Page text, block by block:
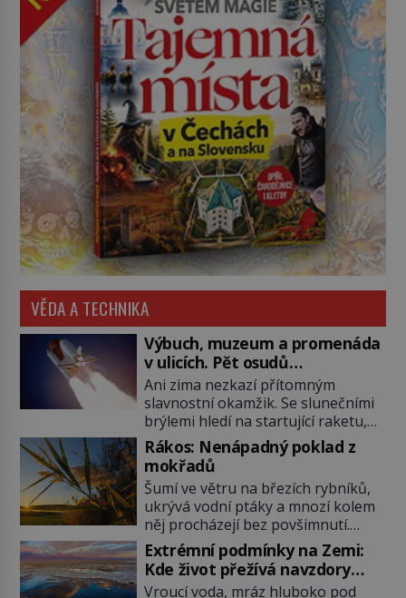
VĚDA A TECHNIKA
Výbuch, muzeum a promenáda
v ulicích. Pět osudů
nejslavnějších raketoplánů
Ani zima nezkazí přítomným
slavnostní okamžik. Se slunečními
brýlemi hledí na startující raketu,
která má do vesmíru vynést kromě
posádky také obyčejnou učitelku.
Po několika sekundách všem
ztuhnou úsměvy, stroj totiž
exploduje. Jejich konstrukce není
z levného kraje, daňové poplatníky
stojí miliardy dolarů. Na druhou
stranu zvládnou jen představitelné
věci. Na malé kousky Název:
Rákos: Nenápadný poklad z
mokřadů
Šumí ve větru na březích rybníků,
ukrývá vodní ptáky a mnozí kolem
něj procházejí bez povšimnutí.
Přesto právě rákos pomáhal stavět
domy, vyrábět lodě, zapisovat první
texty a inspiroval řadu pověstí.
Extrémní podmínky na Zemi:
Kde život přežívá navzdory
všemu
Vroucí voda, mráz hluboko pod